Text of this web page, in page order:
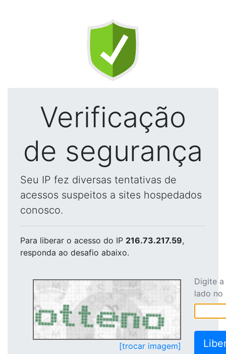
Verificação
de segurança
Seu IP fez diversas tentativas de
acessos suspeitos a sites hospedados
conosco.
Para liberar o acesso do IP 216.73.217.59,
responda ao desafio abaixo.
[trocar imagem]
Digite
lado no